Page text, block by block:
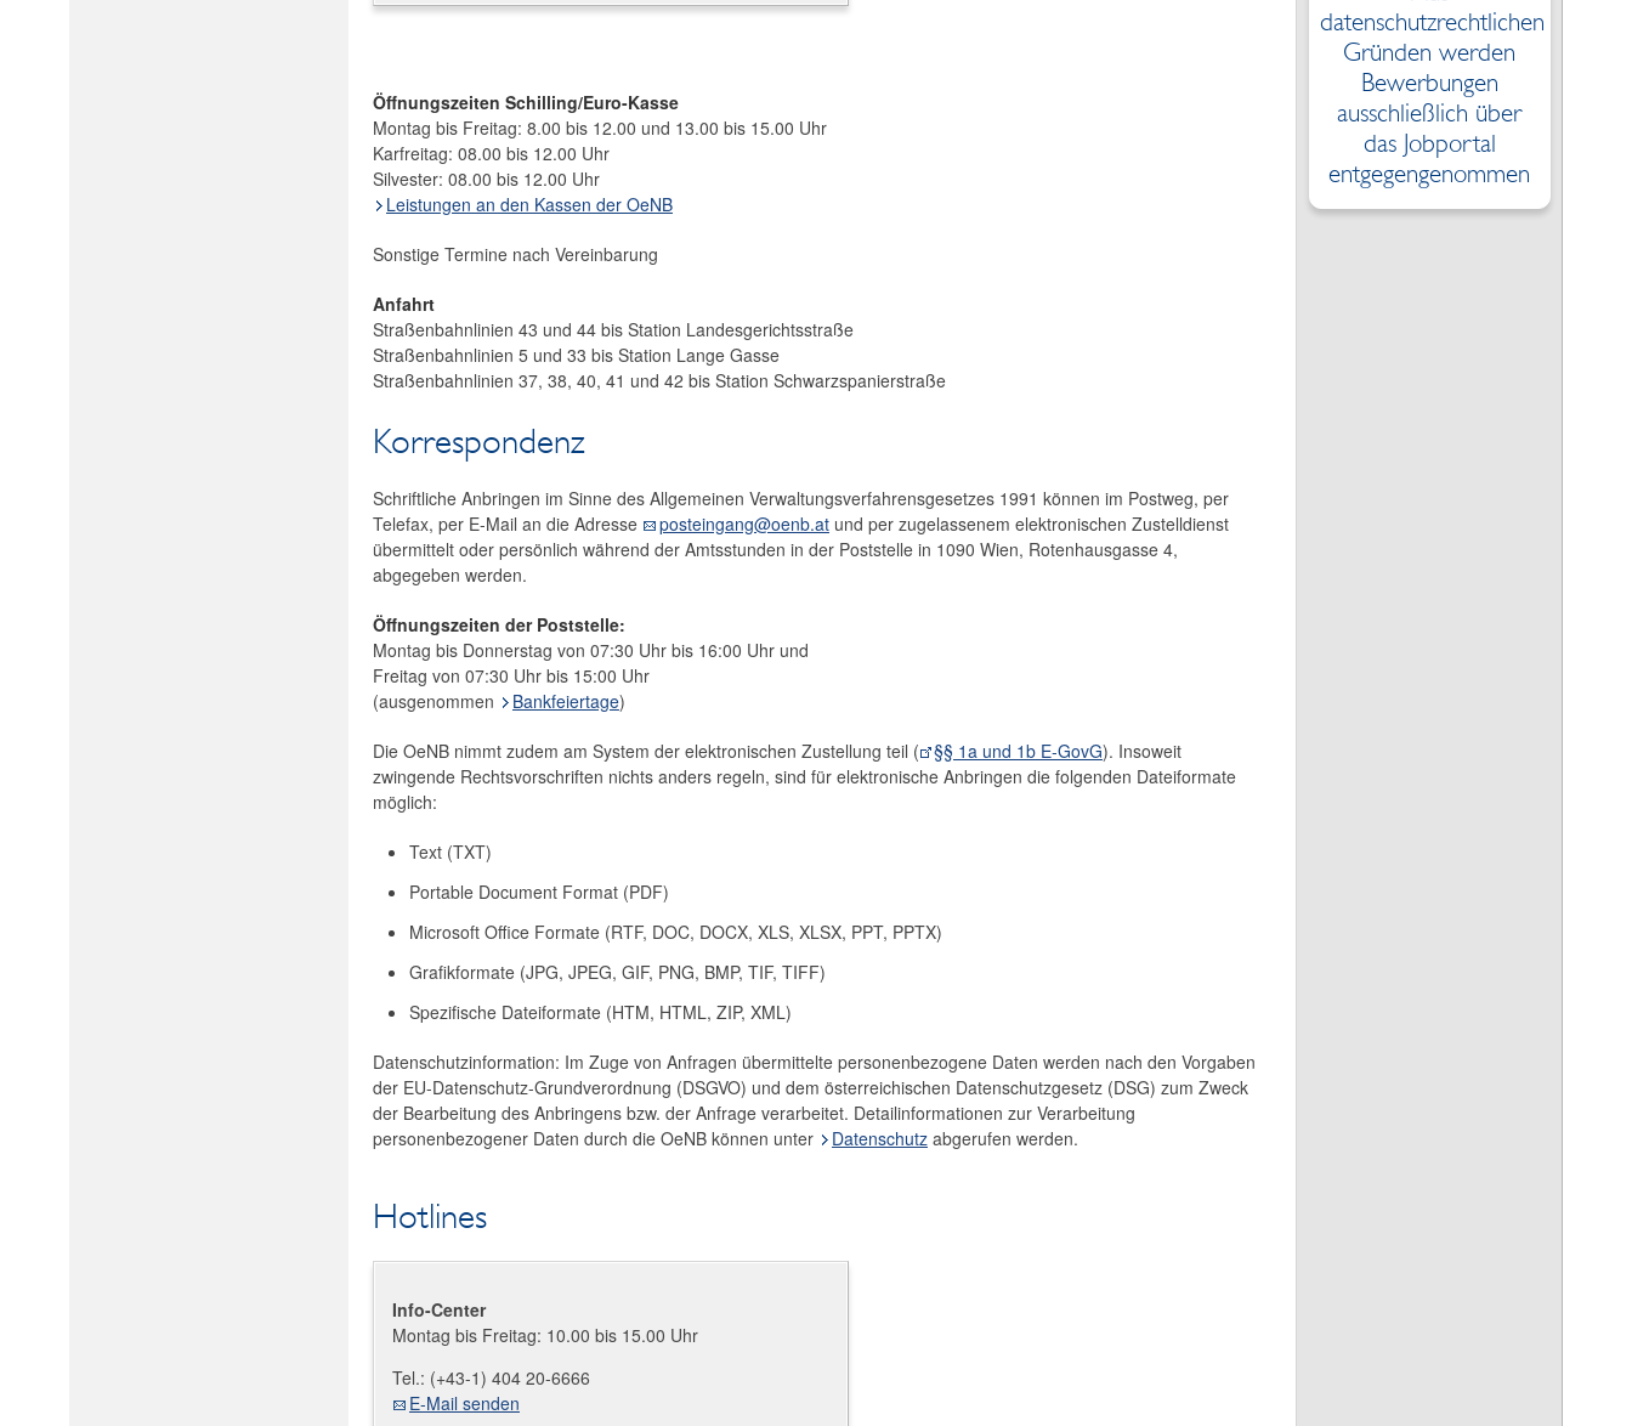
Öffnungszeiten Schilling/Euro-Kasse
Montag bis Freitag: 8.00 bis 12.00 und 13.00 bis 15.00 Uhr
Karfreitag: 08.00 bis 12.00 Uhr
Silvester: 08.00 bis 12.00 Uhr
Leistungen an den Kassen der OeNB
Sonstige Termine nach Vereinbarung
Anfahrt
Straßenbahnlinien 43 und 44 bis Station Landesgerichtsstraße
Straßenbahnlinien 5 und 33 bis Station Lange Gasse
Straßenbahnlinien 37, 38, 40, 41 und 42 bis Station Schwarzspanierstraße
Korrespondenz
Schriftliche Anbringen im Sinne des Allgemeinen Verwaltungsverfahrensgesetzes 1991 können im Postweg, per
Telefax, per E-Mail an die Adresse
posteingang@oenb.atund per zugelassenem elektronischen Zustelldienst
übermittelt oder persönlich während der Amtsstunden in der Poststelle in 1090 Wien, Rotenhausgasse 4,
abgegeben werden.
Öffnungszeiten der Poststelle:
Montag bis Donnerstag von 07:30 Uhr bis 16:00 Uhr und
Freitag von 07:30 Uhr bis 15:00 Uhr
(ausgenommen
Bankfeiertage)
Die OeNB nimmt zudem am System der elektronischen Zustellung teil ( §§ 1a und 1b E‑GovG). Insoweit
zwingende Rechtsvorschriften nichts anders regeln, sind für elektronische Anbringen die folgenden Dateiformate
möglich:
Text (TXT)
Portable Document Format (PDF)
Microsoft Office Formate (RTF, DOC, DOCX, XLS, XLSX, PPT, PPTX)
Grafikformate (JPG, JPEG, GIF, PNG, BMP, TIF, TIFF)
Spezifische Dateiformate (HTM, HTML, ZIP, XML)
Datenschutzinformation: Im Zuge von Anfragen übermittelte personenbezogene Daten werden nach den Vorgaben
der EU-Datenschutz-Grundverordnung (DSGVO) und dem österreichischen Datenschutzgesetz (DSG) zum Zweck
der Bearbeitung des Anbringens bzw. der Anfrage verarbeitet. Detailinformationen zur Verarbeitung
personenbezogener Daten durch die OeNB können unter
Datenschutzabgerufen werden.
Hotlines
Info-Center
Montag bis Freitag: 10.00 bis 15.00 Uhr
Tel.: (+43-1) 404 20-6666
E-Mail senden
datenschutzrechtlichen
Gründen werden
Bewerbungen
ausschließlich über
das Jobportal
entgegengenommen